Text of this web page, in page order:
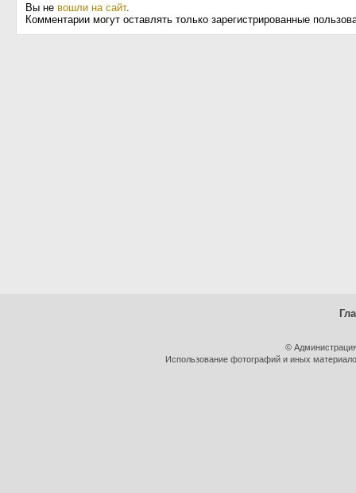
Вы не вошли на сайт.
Комментарии могут оставлять только зарегистрированные
©
Использование фотографий и иных